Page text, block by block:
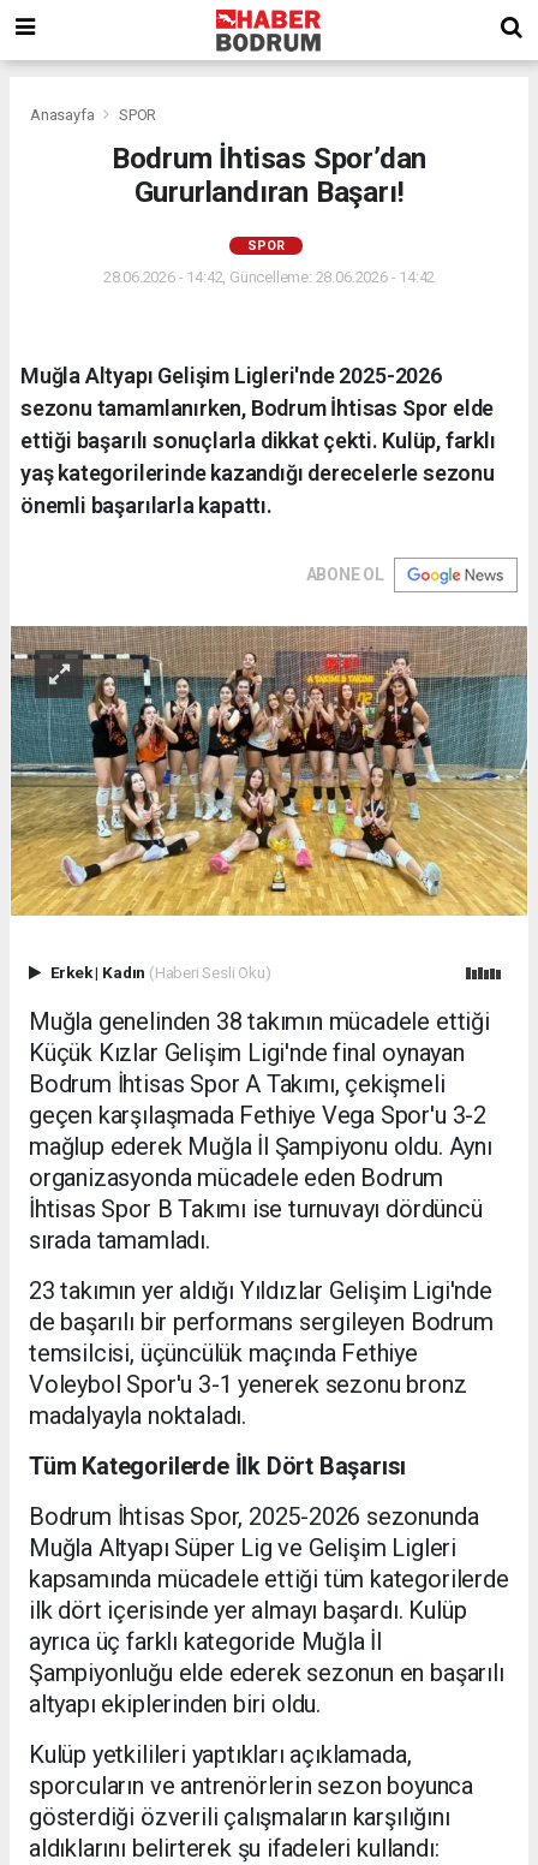
Anasayfa SPOR
Bodrum İhtisas Spor’dan
Gururlandıran Başarı!
SPOR
28.06.2026 - 14:42, Güncelleme: 28.06.2026 - 14:42
Muğla Altyapı Gelişim Ligleri'nde 2025-2026
sezonu tamamlanırken, Bodrum İhtisas Spor elde
ettiği başarılı sonuçlarla dikkat çekti. Kulüp, farklı
yaş kategorilerinde kazandığı derecelerle sezonu
önemli başarılarla kapattı.
ABONE OL
Erkek| Kadın (Haberi Sesli Oku)
Muğla genelinden 38 takımın mücadele ettiği
Küçük Kızlar Gelişim Ligi'nde final oynayan
Bodrum İhtisas Spor A Takımı, çekişmeli
geçen karşılaşmada Fethiye Vega Spor'u 3-2
mağlup ederek Muğla İl Şampiyonu oldu. Aynı
organizasyonda mücadele eden Bodrum
İhtisas Spor B Takımı ise turnuvayı dördüncü
sırada tamamladı.
23 takımın yer aldığı Yıldızlar Gelişim Ligi'nde
de başarılı bir performans sergileyen Bodrum
temsilcisi, üçüncülük maçında Fethiye
Voleybol Spor'u 3-1 yenerek sezonu bronz
madalyayla noktaladı.
Tüm Kategorilerde İlk Dört Başarısı
Bodrum İhtisas Spor, 2025-2026 sezonunda
Muğla Altyapı Süper Lig ve Gelişim Ligleri
kapsamında mücadele ettiği tüm kategorilerde
ilk dört içerisinde yer almayı başardı. Kulüp
ayrıca üç farklı kategoride Muğla İl
Şampiyonluğu elde ederek sezonun en başarılı
altyapı ekiplerinden biri oldu.
Kulüp yetkilileri yaptıkları açıklamada,
sporcuların ve antrenörlerin sezon boyunca
gösterdiği özverili çalışmaların karşılığını
aldıklarını belirterek şu ifadeleri kullandı: